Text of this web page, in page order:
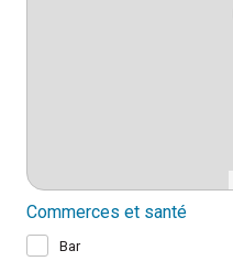
Commerces et santé
Bar